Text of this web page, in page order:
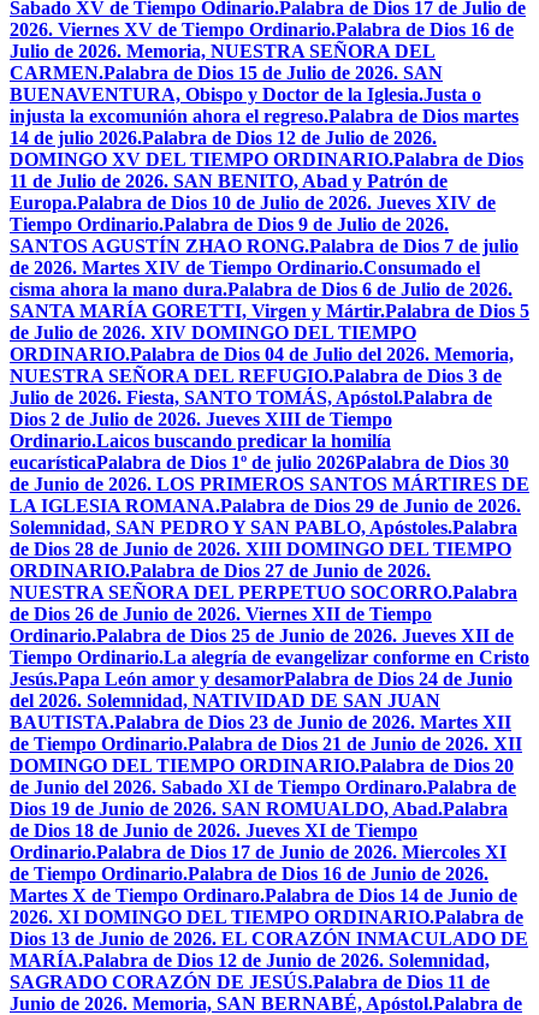
Sabado XV de Tiempo Odinario.Palabra de Dios 17 de Julio de
2026. Viernes XV de Tiempo Ordinario.Palabra de Dios 16 de
Julio de 2026. Memoria, NUESTRA SEÑORA DEL
CARMEN.Palabra de Dios 15 de Julio de 2026. SAN
BUENAVENTURA, Obispo y Doctor de la Iglesia.Justa o
injusta la excomunión ahora el regreso.Palabra de Dios martes
14 de julio 2026.Palabra de Dios 12 de Julio de 2026.
DOMINGO XV DEL TIEMPO ORDINARIO.Palabra de Dios
11 de Julio de 2026. SAN BENITO, Abad y Patrón de
Europa.Palabra de Dios 10 de Julio de 2026. Jueves XIV de
Tiempo Ordinario.Palabra de Dios 9 de Julio de 2026.
SANTOS AGUSTÍN ZHAO RONG.Palabra de Dios 7 de julio
de 2026. Martes XIV de Tiempo Ordinario.Consumado el
cisma ahora la mano dura.Palabra de Dios 6 de Julio de 2026.
SANTA MARÍA GORETTI, Virgen y Mártir.Palabra de Dios 5
de Julio de 2026. XIV DOMINGO DEL TIEMPO
ORDINARIO.Palabra de Dios 04 de Julio del 2026. Memoria,
NUESTRA SEÑORA DEL REFUGIO.Palabra de Dios 3 de
Julio de 2026. Fiesta, SANTO TOMÁS, Apóstol.Palabra de
Dios 2 de Julio de 2026. Jueves XIII de Tiempo
Ordinario.Laicos buscando predicar la homilía
eucarísticaPalabra de Dios 1º de julio 2026Palabra de Dios 30
de Junio de 2026. LOS PRIMEROS SANTOS MÁRTIRES DE
LA IGLESIA ROMANA.Palabra de Dios 29 de Junio de 2026.
Solemnidad, SAN PEDRO Y SAN PABLO, Apóstoles.Palabra
de Dios 28 de Junio de 2026. XIII DOMINGO DEL TIEMPO
ORDINARIO.Palabra de Dios 27 de Junio de 2026.
NUESTRA SEÑORA DEL PERPETUO SOCORRO.Palabra
de Dios 26 de Junio de 2026. Viernes XII de Tiempo
Ordinario.Palabra de Dios 25 de Junio de 2026. Jueves XII de
Tiempo Ordinario.La alegría de evangelizar conforme en Cristo
Jesús.Papa León amor y desamorPalabra de Dios 24 de Junio
del 2026. Solemnidad, NATIVIDAD DE SAN JUAN
BAUTISTA.Palabra de Dios 23 de Junio de 2026. Martes XII
de Tiempo Ordinario.Palabra de Dios 21 de Junio de 2026. XII
DOMINGO DEL TIEMPO ORDINARIO.Palabra de Dios 20
de Junio del 2026. Sabado XI de Tiempo Ordinaro.Palabra de
Dios 19 de Junio de 2026. SAN ROMUALDO, Abad.Palabra
de Dios 18 de Junio de 2026. Jueves XI de Tiempo
Ordinario.Palabra de Dios 17 de Junio de 2026. Miercoles XI
de Tiempo Ordinario.Palabra de Dios 16 de Junio de 2026.
Martes X de Tiempo Ordinaro.Palabra de Dios 14 de Junio de
2026. XI DOMINGO DEL TIEMPO ORDINARIO.Palabra de
Dios 13 de Junio de 2026. EL CORAZÓN INMACULADO DE
MARÍA.Palabra de Dios 12 de Junio de 2026. Solemnidad,
SAGRADO CORAZÓN DE JESÚS.Palabra de Dios 11 de
Junio de 2026. Memoria, SAN BERNABÉ, Apóstol.Palabra de